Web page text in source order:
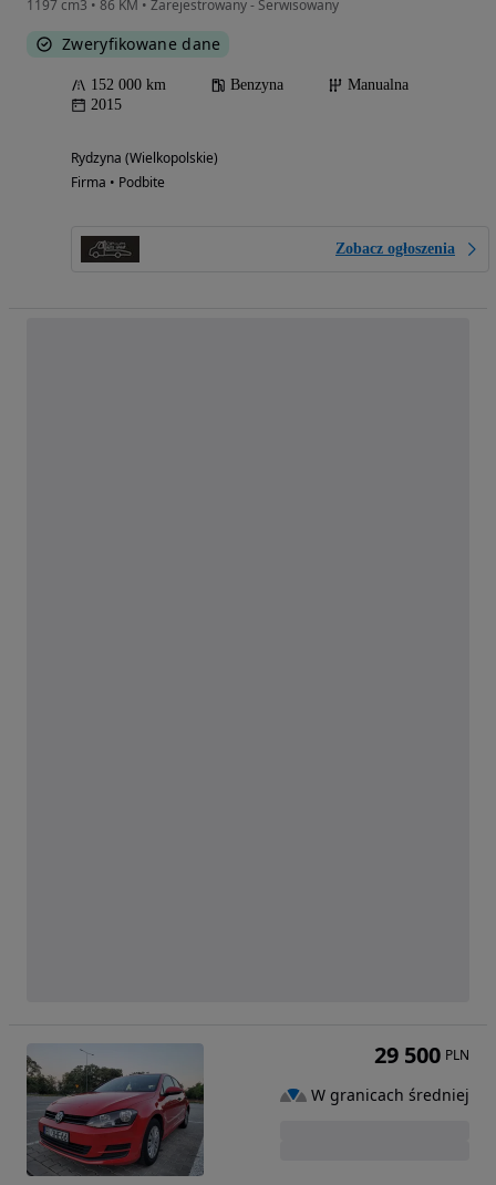
1197 cm3 • 86 KM • Zarejestrowany - Serwisowany
Zweryfikowane dane
152 000 km Benzyna
Manualna
2015
Rydzyna (Wielkopolskie)
Firma • Podbite
Zobacz ogłoszenia
29 500 PLN
W granicach średniej